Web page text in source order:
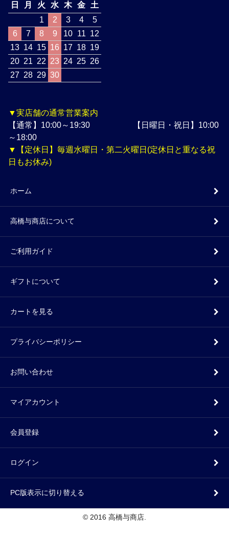
日
月 火 水 木 金
土
1
2 3 4
5
6
7 8 9 10 11 12
13 14 15 16 17 18 19
20 21 22 23 24 25 26
27 28 29 30
▼実店舗の通常営業案内
【通常】10:00～19:30 【日曜日・祝日】10:00
～18:00
▼【定休日】毎週水曜日・第二火曜日(定休日と重なる祝
日もお休み)
ホーム
高橋与商店について
ご利用ガイド
ギフトについて
カートを見る
プライバシーポリシー
お問い合わせ
マイアカウント
会員登録
ログイン
PC版表示に切り替える
© 2016 高橋与商店.